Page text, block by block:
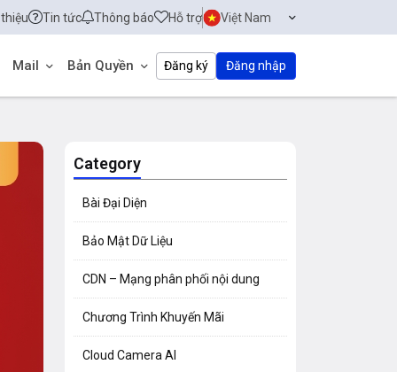
Tin tức Thông báo Hỗ trợ Việt Nam
Mail Bản Quyền Đăng ký Đăng nhập
Category
Bài Đại Diện
Bảo Mật Dữ Liệu
CDN – Mạng phân phối nội dung
Chương Trình Khuyến Mãi
Cloud Camera AI